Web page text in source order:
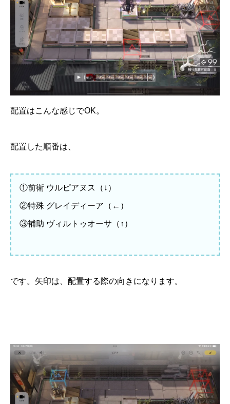
配置はこんな感じでOK。
配置した順番は、
①前衛 ウルピアヌス（↓）
②特殊 グレイディーア（←）
③補助 ヴィルトゥオーサ（↑）
です。矢印は、配置する際の向きになります。